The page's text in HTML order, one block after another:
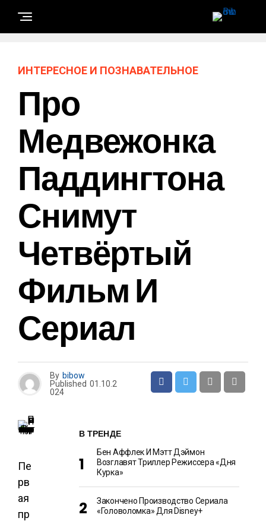
ИНТЕРЕСНОЕ И ПОЗНАВАТЕЛЬНОЕ
Про
Медвежонка
Паддингтона
Снимут
Четвёртый
Фильм И
Сериал
By bibow
Published 01.10.2
024
Пе
рв
ая
пр
В ТРЕНДЕ
Бен Аффлек И Мэтт Дэймон
Возглавят Триллер Режиссера «Дня
Курка»
Закончено Производство Сериала
«Головоломка» Для Disney+